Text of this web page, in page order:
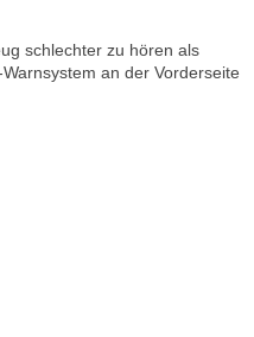
schlechter zu hören als
an der Vorderseite